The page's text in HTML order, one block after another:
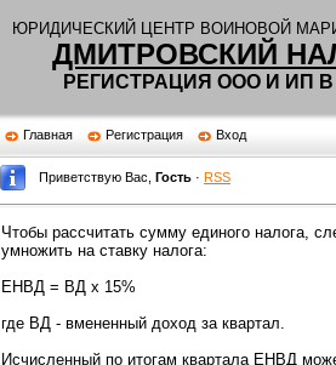
ЮРИДИЧЕСКИЙ ЦЕНТР ВОИНОВОЙ
ДМИТРОВСКИЙ
РЕГИСТРАЦИЯ ООО И ИП В
Главная Регистрация Вход
Приветствую Вас Гость · RSS
Чтобы рассчитать сумму единого налога,
умножить на ставку налога:
ЕНВД = ВД x 15%
где ВД - вмененный доход за квартал.
Исчисленный по итогам квартала ЕНВД